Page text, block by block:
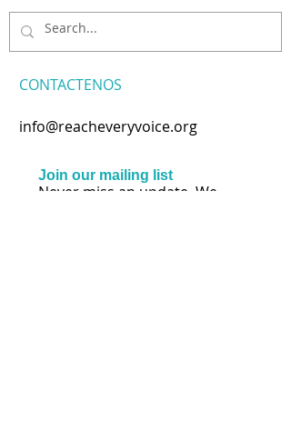
CONTACTENOS
info@reacheveryvoice.org
Join our mailing list
Never miss an update. We